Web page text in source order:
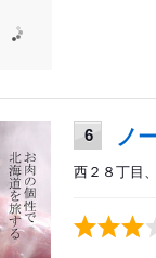
6 ノ
西２８丁目